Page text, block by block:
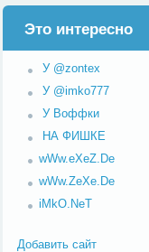
Это интересно
У @zontex
У @imko777
У Воффки
НА ФИШКЕ
wWw.eXeZ.De
wWw.ZeXe.De
iMkO.NeT
Добавить сайт